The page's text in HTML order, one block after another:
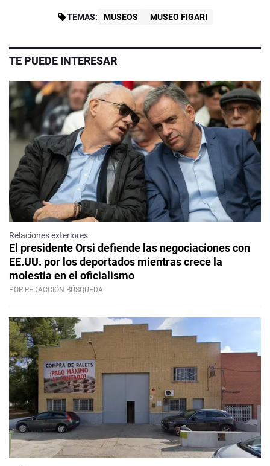
TEMAS: MUSEOS MUSEO FIGARI
TE PUEDE INTERESAR
Relaciones exteriores
El presidente Orsi defiende las negociaciones con
EE.UU. por los deportados mientras crece la
molestia en el oficialismo
POR REDACCIÓN BÚSQUEDA